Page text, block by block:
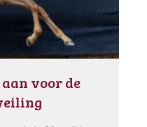
voor de